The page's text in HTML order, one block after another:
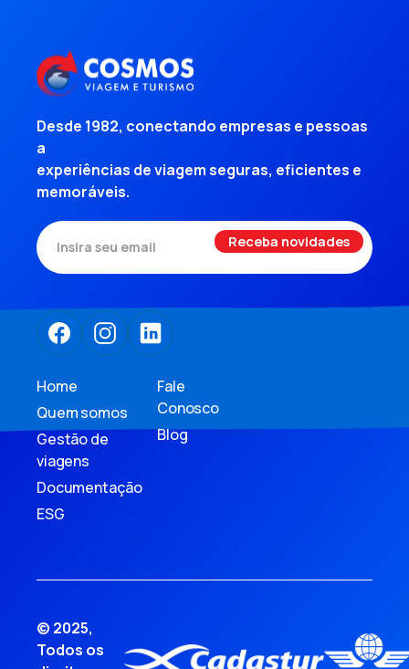
Desde 1982, conectando empresas e pessoas
a
experiências de viagem seguras, eficientes e
memoráveis.
Home
Quem somos
Gestão de
viagens
Documentação
ESG
Fale
Conosco
Blog
© 2025,
Todos os